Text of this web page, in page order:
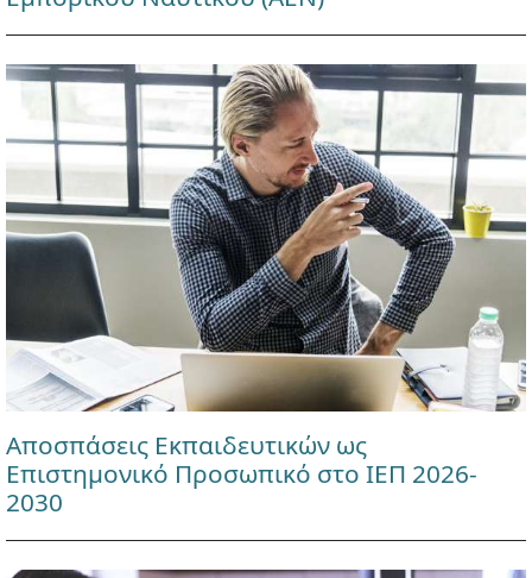
Αποσπάσεις Εκπαιδευτικών ως
Επιστημονικό Προσωπικό στο ΙΕΠ 2026-
2030